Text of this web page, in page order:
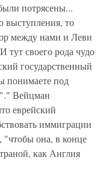
потрясены...
выступления, то
между нами и Леви
тут своего рода чудо
государственный
понимаете под
Вейцман
еврейский
иммиграции
"чтобы она, в конце
как Англия